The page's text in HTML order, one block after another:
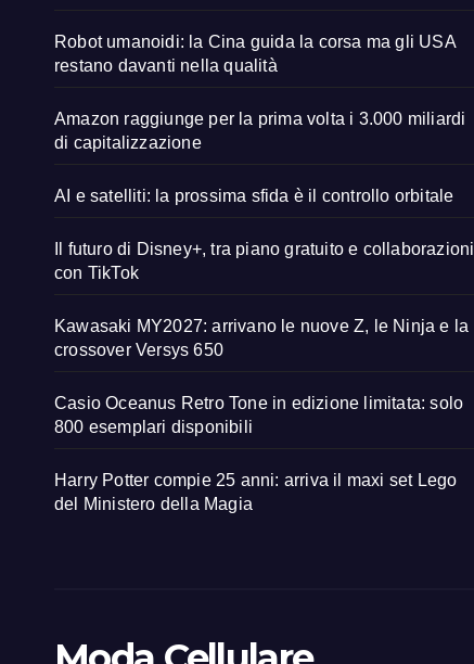
Robot umanoidi: la Cina guida la corsa ma gli USA
restano davanti nella qualità
Amazon raggiunge per la prima volta i 3.000 miliardi
di capitalizzazione
AI e satelliti: la prossima sfida è il controllo orbitale
Il futuro di Disney+, tra piano gratuito e collaborazioni
con TikTok
Kawasaki MY2027: arrivano le nuove Z, le Ninja e la
crossover Versys 650
Casio Oceanus Retro Tone in edizione limitata: solo
800 esemplari disponibili
Harry Potter compie 25 anni: arriva il maxi set Lego
del Ministero della Magia